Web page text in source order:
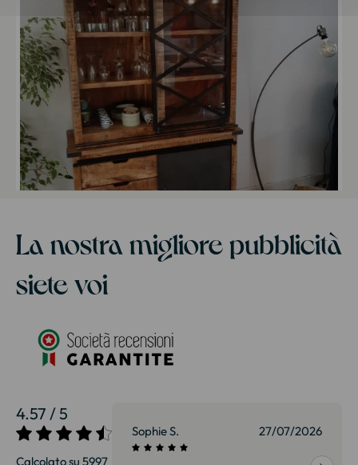
La nostra migliore pubblicità
siete voi
4.57 / 5
Calcolato su 5997
27/07/2026 Sophie S. 27/07/2026